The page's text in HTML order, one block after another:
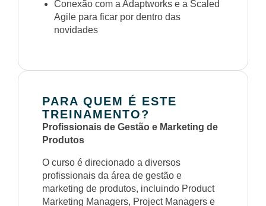
Conexão com a Adaptworks e a Scaled
Agile para ficar por dentro das
novidades
PARA QUEM É ESTE
TREINAMENTO?
Profissionais de Gestão e Marketing de
Produtos
O curso é direcionado a diversos
profissionais da área de gestão e
marketing de produtos, incluindo Product
Marketing Managers, Project Managers e